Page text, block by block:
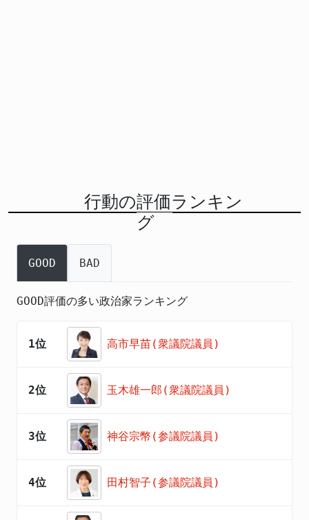
行動の評価ランキン
グ
GOOD BAD
GOOD評価の多い政治家ランキング
1位 高市早苗(衆議院議員)
2位 玉木雄一郎(衆議院議員)
3位 神谷宗幣(参議院議員)
4位 田村智子(参議院議員)